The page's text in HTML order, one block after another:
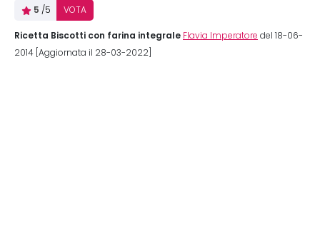
5 /5 VOTA
Ricetta Biscotti con farina integrale Flavia Imperatore del 18-06-
2014 [Aggiornata il 28-03-2022]